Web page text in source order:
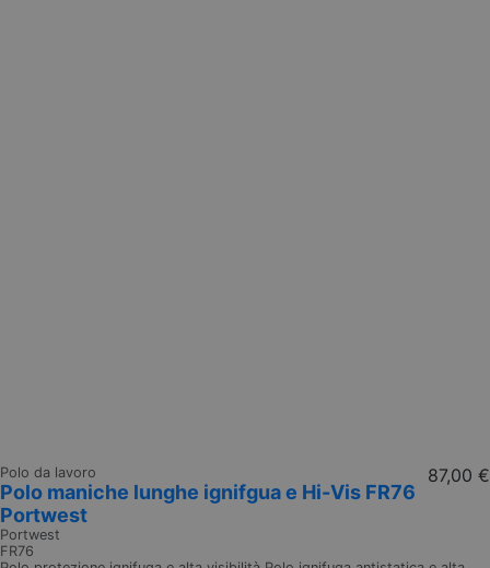
Polo da lavoro
Polo maniche lunghe ignifgua e Hi-Vis FR76
Portwest
Portwest
FR76
87,00 €